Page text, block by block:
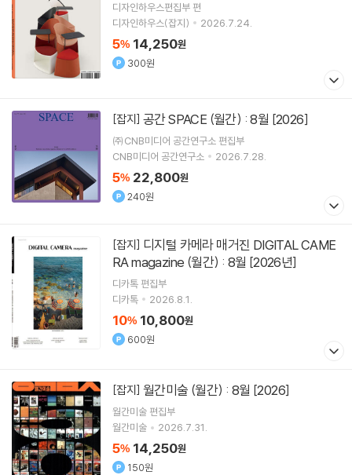
디자인하우스편집부 편
디자인하우스(잡지)
2026.7.24.
5% 14,250원
300원
[잡지] 공간 SPACE (월간) : 8월 [2026]
㈜CNB미디어 공간연구소 편집부
CNB미디어 공간연구소
2026.7.28.
5% 22,800원
240원
[잡지]
RA magazine (월간) : 8월 [2026년]
디카톡 편집부
디카톡
2026.8.1.
10% 10,800원
600원
[잡지] 월간미술 (월간) : 8월 [2026]
월간미술 편집부
월간미술
2026.7.31.
5% 14,250원
150원